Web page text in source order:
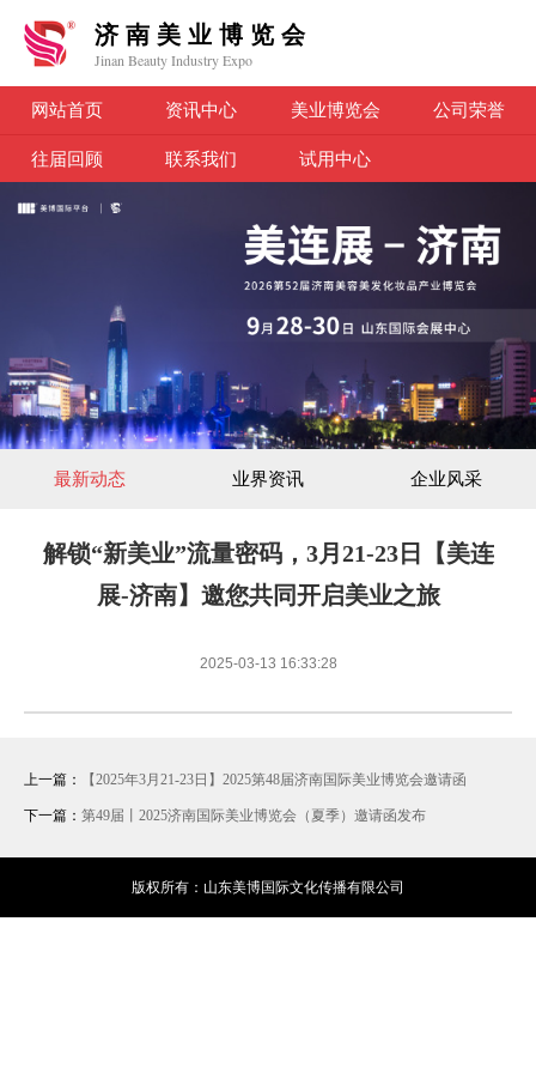
济南美业博览会
Jinan Beauty Industry Expo
网站首页 资讯中心 美业博览会 公司荣誉
往届回顾 联系我们 试用中心
最新动态 业界资讯 企业风采
展后报告 活动议程
解锁“新美业”流量密码，3月21-23日【美连
展-济南】邀您共同开启美业之旅
2025-03-13 16:33:28
上一篇： 【2025年3月21-23日】2025第48届济南国际美业博览会邀请函
下一篇： 第49届丨2025济南国际美业博览会（夏季）邀请函发布
版权所有：山东美博国际文化传播有限公司